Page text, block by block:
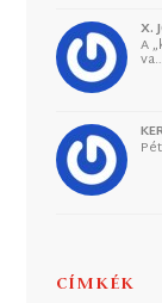
X.
A
CÍMKÉK